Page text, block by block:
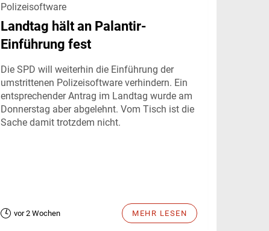
Polizeisoftware
Landtag hält an Palantir-
Einführung fest
Die SPD will weiterhin die Einführung der
umstrittenen Polizeisoftware verhindern. Ein
entsprechender Antrag im Landtag wurde am
Donnerstag aber abgelehnt. Vom Tisch ist die
Sache damit trotzdem nicht.
vor 2 Wochen MEHR LESEN